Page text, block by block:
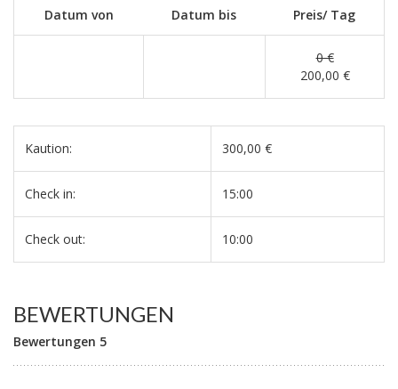
Datum von Datum bis Preis/ Tag
0 €
200,00 €
Kaution: 300,00 €
Check in: 15:00
Check out: 10:00
BEWERTUNGEN
Bewertungen 5